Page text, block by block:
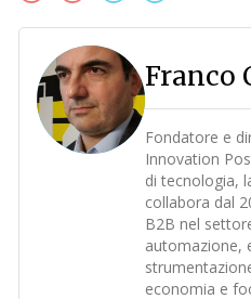
Franco
Fondatore e
Innovation
di tecnologia,
collabora dal
B2B nel
automazione,
economia e